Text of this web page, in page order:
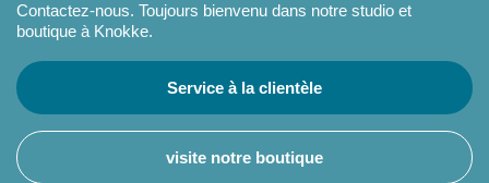
Contactez-nous. Toujours bienvenu dans notre studio et
boutique à Knokke.
Service à la clientèle
visite notre boutique